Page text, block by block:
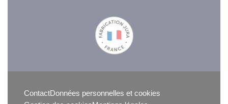
ContactDonnées personnelles et cookies